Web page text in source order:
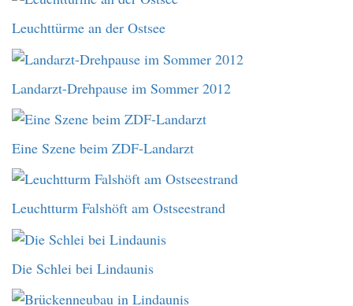
Leuchttürme an der Ostsee
Landarzt-Drehpause im Sommer 2012
Eine Szene beim ZDF-Landarzt
Leuchtturm Falshöft am Ostseestrand
Die Schlei bei Lindaunis